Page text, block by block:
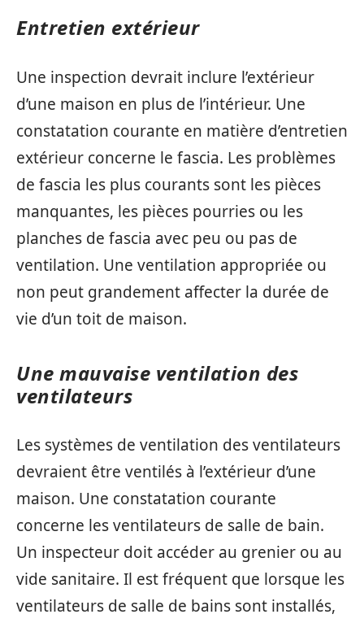
Entretien extérieur
Une inspection devrait inclure l’extérieur
d’une maison en plus de l’intérieur. Une
constatation courante en matière d’entretien
extérieur concerne le fascia. Les problèmes
de fascia les plus courants sont les pièces
manquantes, les pièces pourries ou les
planches de fascia avec peu ou pas de
ventilation. Une ventilation appropriée ou
non peut grandement affecter la durée de
vie d’un toit de maison.
Une mauvaise ventilation des
ventilateurs
Les systèmes de ventilation des ventilateurs
devraient être ventilés à l’extérieur d’une
maison. Une constatation courante
concerne les ventilateurs de salle de bain.
Un inspecteur doit accéder au grenier ou au
vide sanitaire. Il est fréquent que lorsque les
ventilateurs de salle de bains sont installés,